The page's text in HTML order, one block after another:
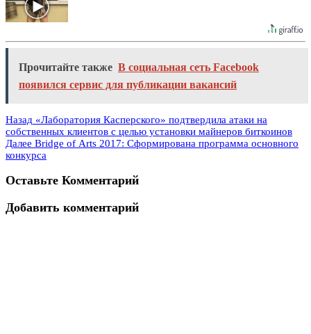
Прочитайте также В социальная сеть Facebook
появился сервис для публикации вакансий
Назад «Лаборатория Касперского» подтвердила атаки на
собственных клиентов с целью установки майнеров биткоинов
Далее Bridge of Arts 2017: Сформирована программа основного
конкурса
Оставьте Комментарий
Добавить комментарий